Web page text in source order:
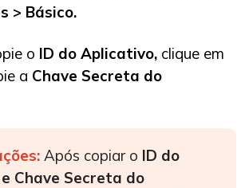
> Básico.
o ID do Aplicativo, clique em
a Chave Secreta do
Após copiar o ID do
Chave Secreta do